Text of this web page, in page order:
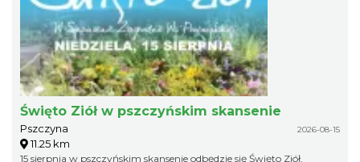
Święto Ziół w pszczyńskim skansenie
Pszczyna 2026-08-15
11.25 km
15 sierpnia w pszczyńskim skansenie odbędzie się Święto Ziół.